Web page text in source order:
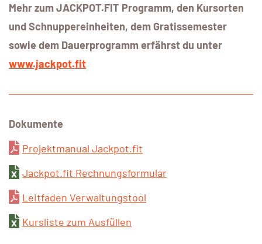
Mehr zum JACKPOT.FIT Programm, den Kursorten
und Schnuppereinheiten, dem Gratissemester
sowie dem Dauerprogramm erfährst du unter
www.jackpot.fit
Dokumente
Projektmanual Jackpot.fit
Jackpot.fit Rechnungsformular
Leitfaden Verwaltungstool
Kursliste zum Ausfüllen